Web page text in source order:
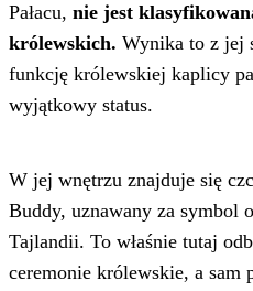
Pałacu, nie jest
królewskich. Wynika to z jej
funkcję królewskiej kaplicy
wyjątkowy status.
W jej wnętrzu znajduje się
Buddy, uznawany za symbol
Tajlandii. To właśnie tutaj
ceremonie królewskie, a sam